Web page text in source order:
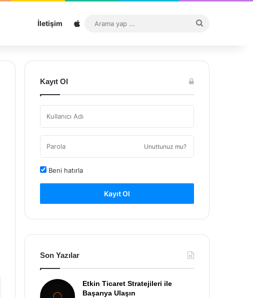
İletişim Sitemap
...
Kayıt Ol
Unuttunuz mu?
Beni hatırla
Kayıt Ol
Son Yazılar
Etkin Ticaret Stratejileri ile
Başarıya Ulaşın